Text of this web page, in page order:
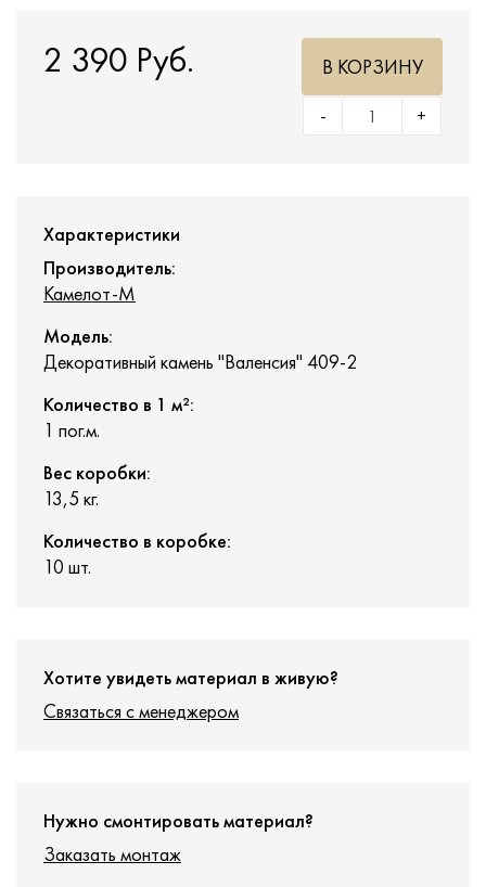
2 390 Руб.
+
-
В КОРЗИНУ
Характеристики
Производитель:
Камелот-М
Модель:
Декоративный камень "Валенсия" 409-2
Количество в 1 м²:
1 пог.м.
Вес коробки:
13,5 кг.
Количество в коробке:
10 шт.
Хотите увидеть материал в живую?
Связаться с менеджером
Нужно смонтировать материал?
Заказать монтаж